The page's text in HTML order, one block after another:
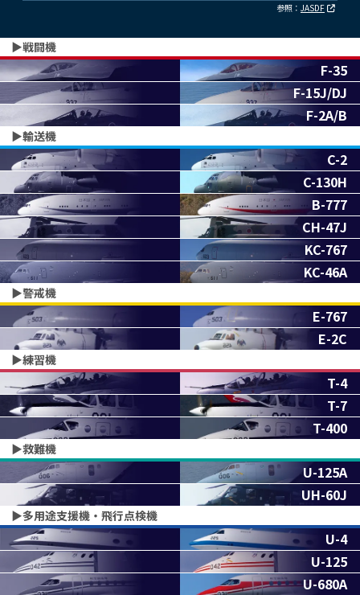
参照： JASDF
▶︎戦闘機
F-35
F-15J/DJ
F-2A/B
▶︎輸送機
C-2
C-130H
B-777
CH-47J
KC-767
KC-46A
▶︎警戒機
E-767
E-2C
▶︎練習機
T-4
T-7
T-400
▶︎救難機
U-125A
UH-60J
▶︎多用途支援機・飛行点検機
U-4
U-125
U-680A